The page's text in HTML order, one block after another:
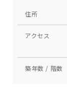
住所
アクセス
築年数 / 階数